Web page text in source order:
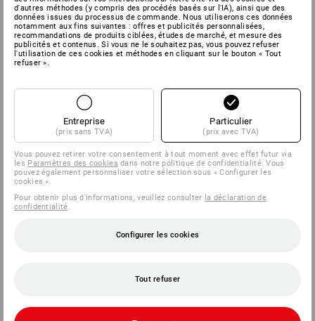
d'autres méthodes (y compris des procédés basés sur l'IA), ainsi que des
données issues du processus de commande. Nous utiliserons ces données
notamment aux fins suivantes : offres et publicités personnalisées,
recommandations de produits ciblées, études de marché, et mesure des
publicités et contenus. Si vous ne le souhaitez pas, vous pouvez refuser
l'utilisation de ces cookies et méthodes en cliquant sur le bouton « Tout
refuser ».
Entreprise
(prix sans TVA)
Particulier
(prix avec TVA)
Vous pouvez retirer votre consentement à tout moment avec effet futur via
les Paramètres des cookies dans notre politique de confidentialité. Vous
pouvez également personnaliser votre sélection sous « Configurer les
cookies ».
Pour obtenir plus d'informations, veuillez consulter la déclaration de
confidentialité.
Configurer les cookies
Tout refuser